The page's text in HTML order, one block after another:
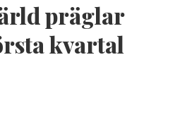
präglar
kvartal